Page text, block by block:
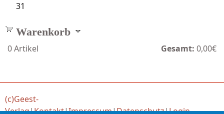
31
Warenkorb
0Artikel Gesamt: 0,00€
(c)Geest-
Verlag|Kontakt|Impressum|Datenschutz|Login